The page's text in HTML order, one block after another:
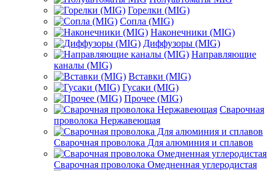
Горелки (MIG)
Сопла (MIG)
Наконечники (MIG)
Диффузоры (MIG)
Направляющие
каналы (MIG)
Вставки (MIG)
Гусаки (MIG)
Прочее (MIG)
Сварочная
проволока Нержавеющая
Сварочная проволока Для алюминия и сплавов
Сварочная проволока Омедненная углеродистая